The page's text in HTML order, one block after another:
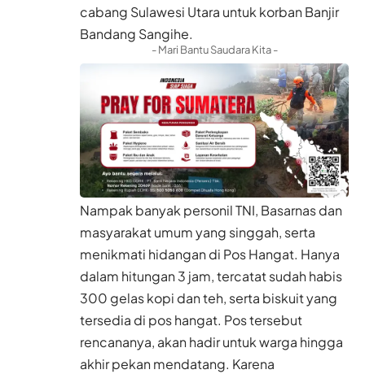
cabang Sulawesi Utara untuk korban Banjir
Bandang Sangihe.
- Mari Bantu Saudara Kita -
Nampak banyak personil TNI, Basarnas dan
masyarakat umum yang singgah, serta
menikmati hidangan di Pos Hangat. Hanya
dalam hitungan 3 jam, tercatat sudah habis
300 gelas kopi dan teh, serta biskuit yang
tersedia di pos hangat. Pos tersebut
rencananya, akan hadir untuk warga hingga
akhir pekan mendatang. Karena